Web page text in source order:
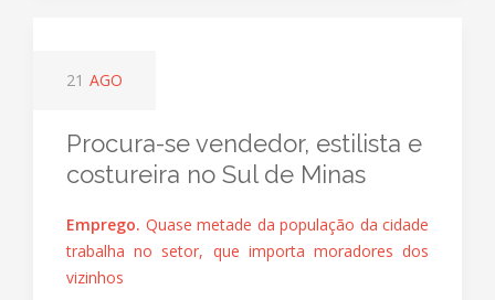
21 AGO
Procura-se vendedor, estilista e
costureira no Sul de Minas
Emprego. Quase metade da população da cidade
trabalha no setor, que importa moradores dos
vizinhos